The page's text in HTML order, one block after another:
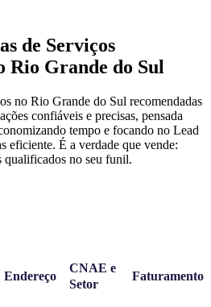
de Serviços
Rio Grande do Sul
no Rio Grande do Sul recomendadas
confiáveis e precisas, pensada
tempo e focando no Lead
eficiente. É a verdade que vende:
qualificados no seu funil.
Endereço
CNAE e
Setor
Faturamento